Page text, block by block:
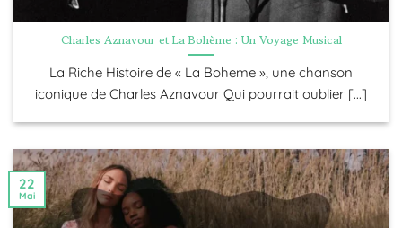
Charles Aznavour et La Bohème : Un Voyage Musical
La Riche Histoire de « La Boheme », une chanson
iconique de Charles Aznavour Qui pourrait oublier [...]
22
Mai